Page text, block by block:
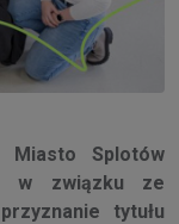
Splotów
w związku ze
tytułu